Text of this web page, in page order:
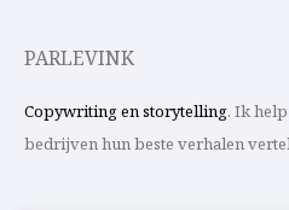
PARLEVINK
Copywriting en storytelling. Ik
bedrijven hun beste verhalen